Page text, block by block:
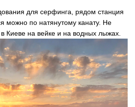
для серфинга, рядом станция
можно по натянутому канату. Не
Киеве на вейке и на водных лыжах.